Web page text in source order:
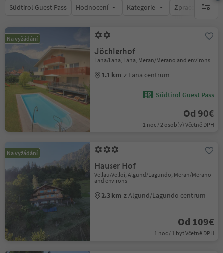
Südtirol Guest Pass Hodnocení Kategorie Zpracovává
1
Na vyžádání
Jöchlerhof
Lana/Lana, Lana, Meran/Merano and environs
1.1 km z Lana centrum
Südtirol Guest Pass
Od 90€
1 noc / 2 osob(y) Včetně DPH
Na vyžádání
Hauser Hof
Vellau/Velloi, Algund/Lagundo, Meran/Merano
and environs
2.3 km z Algund/Lagundo centrum
Od 109€
1 noc / 1 byt Včetně DPH